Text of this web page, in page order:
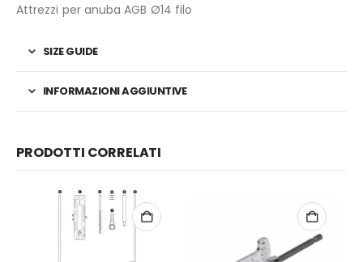
Attrezzi per anuba AGB Ø14 filo
SIZE GUIDE
INFORMAZIONI AGGIUNTIVE
PRODOTTI CORRELATI